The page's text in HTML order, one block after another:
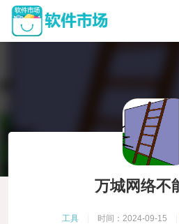
万城网络不
工具 时间：2024-09-15